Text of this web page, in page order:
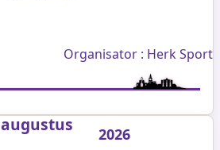
Organisator : Herk Sport
augustus 2026